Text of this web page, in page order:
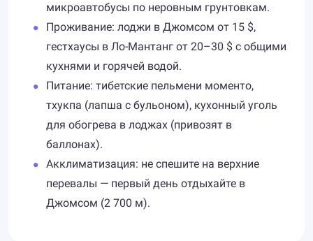
микроавтобусы по неровным грунтовкам.
Проживание: лоджи в Джомсом от 15 $,
гестхаусы в Ло-Мантанг от 20–30 $ с общими
кухнями и горячей водой.
Питание: тибетские пельмени моменто,
тхукпа (лапша с бульоном), кухонный уголь
для обогрева в лоджах (привозят в
баллонах).
Акклиматизация: не спешите на верхние
перевалы — первый день отдыхайте в
Джомсом (2 700 м).